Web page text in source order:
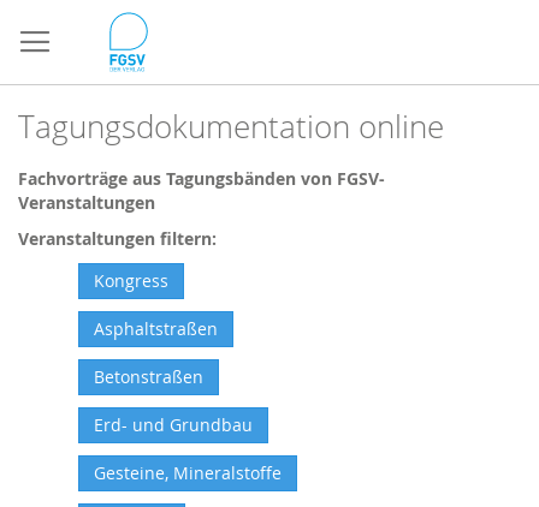
zum
Inhalt
Tagungsdokumentation online
Fachvorträge aus Tagungsbänden von FGSV-
Veranstaltungen
Veranstaltungen filtern:
Kongress
Asphaltstraßen
Betonstraßen
Erd- und Grundbau
Gesteine, Mineralstoffe